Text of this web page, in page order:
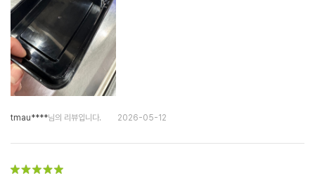
tmau****님의 리뷰입니다. 2026-05-12